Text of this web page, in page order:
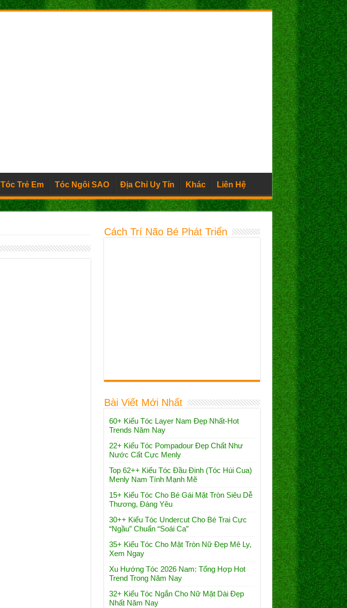
Tóc Trẻ Em Tóc Ngôi SAO Địa Chỉ Uy Tín Khác Liên Hệ
Cách Trí Não Bé Phát Triển
Bài Viết Mới Nhất
60+ Kiểu Tóc Layer Nam Đẹp Nhất-Hot
Trends Năm Nay
22+ Kiểu Tóc Pompadour Đẹp Chất Như
Nước Cất Cực Menly
Top 62++ Kiểu Tóc Đầu Đinh (Tóc Húi Cua)
Menly Nam Tính Mạnh Mẽ
15+ Kiểu Tóc Cho Bé Gái Mặt Tròn Siêu Dễ
Thương, Đáng Yêu
30++ Kiểu Tóc Undercut Cho Bé Trai Cực
“Ngầu” Chuẩn “Soái Ca”
35+ Kiểu Tóc Cho Mặt Tròn Nữ Đẹp Mê Ly,
Xem Ngay
Xu Hướng Tóc 2026 Nam: Tổng Hợp Hot
Trend Trong Năm Nay
32+ Kiểu Tóc Ngắn Cho Nữ Mặt Dài Đẹp
Nhất Năm Nay